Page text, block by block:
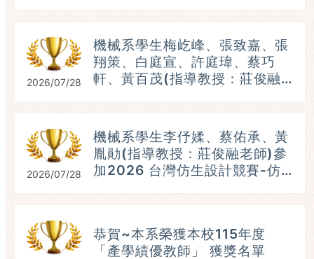
(115.07.25)
2026/07/28
機械系學生梅屹峰、張致嘉、張
翔策、白庭宣、許庭瑋、蔡巧
軒、黃百茂(指導教授：莊俊融
競賽-仿生機器人組，榮獲：第
五名。 (115.07.25）
2026/07/28
機械系學生李伃媃、蔡佑承、黃
胤勛(指導教授：莊俊融老師)參
加2026 台灣仿生設計競賽-仿
(115.07.25）
恭賀~本系榮獲本校115年度
「產學績優教師」 獲獎名單